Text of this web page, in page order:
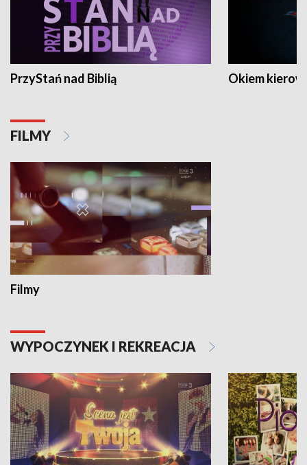
PrzyStań nad Biblią Okiem
FILMY
Filmy
WYPOCZYNEK I REKREACJA